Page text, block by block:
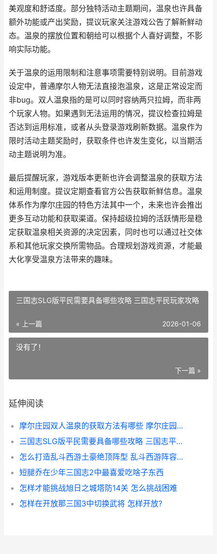
美观度和舒适度。部分独特活动主题期间，温泉也许具备
额外功能或产出奖励，提议玩家关注游戏公告了解新鲜动
态。温泉的摆放位置和朝给可以根据个人喜好调整，不影
响实际功能。
关于温泉的运用限制和注意事项需要特别说明。目前游戏
设定中，普通摩尔人物无法直接泡温泉，这是正常设定而
非bug。双人温泉指的是可以同时容纳两只拉姆，而非两
个玩家人物。如果遇到无法运用的情况，提议检查拉姆是
否达到运用标准，或者从头登录游戏刷新数据。温泉作为
限时活动主题奖励时，获取条件也许发生变化，以当期活
动主题说明为准。
最后提醒玩家，游戏版本更新也许会调整温泉的获取方法
和运用制度。提议定期查看官方公告获取新鲜信息。温泉
体系作为摩尔庄园的特色方法其中一个，未来也许会推出
更多互动功能和获取渠道。保持超级拉姆的活跃情形是稳
定获取温泉相关资源的决定因素，同时也可以通过社交体
系和其他玩家交换所需物品。合理规划游戏资源，才能最
大化享受温泉方法带来的趣味。
三国志SLG版平民需要具备哪些攻略 三国志平民玩家攻略
« 上一篇 2026-01-06
没有了！
下一篇 »
延伸阅读
摩尔庄园双人温泉的获取方法有哪些 摩尔庄园双人活动
三国志SLG版平民需要具备哪些攻略 三国志平民玩家攻略
怎么打造乱斗西游土豪绝顶阵型 乱斗西游阵容搭配攻略
短腿乔在少年三国志2中最喜爱吃啥子东西
怎样才能挑战旭日之城塔防14关 怎么挑战困难
怎样在开放那三国3中切换武将 怎样开放?